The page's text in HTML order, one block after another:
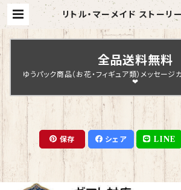
リトル・マーメイド ストーリ
アリエル フランダー フィギュ
ゼント ギフト グッズ お祝い
物 ジムショア グッズ アラジ
ey Traditions】 結婚祝い
い 誕生日プレゼント 還暦祝
い プロポーズ 結婚記念日
ORE | Chopin
全品送料無料
ゆうパック商品（お花・フィギュア類）メッセー
❤
保存 シェア LINE